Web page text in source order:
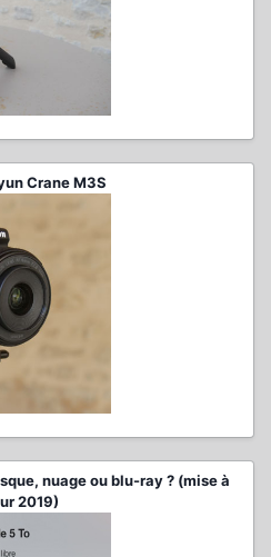
Crane M3S
nuage ou blu-ray ? (mise à
2019)